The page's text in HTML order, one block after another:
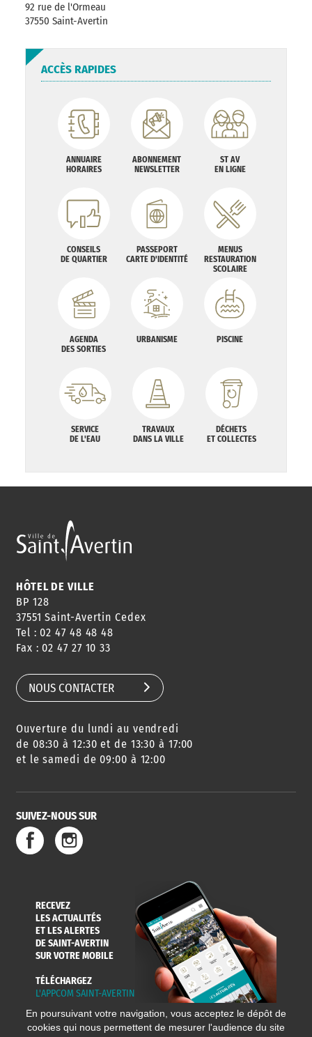
92 rue de l'Ormeau
37550 Saint-Avertin
ACCÈS RAPIDES
ANNUAIRE
HORAIRES
ABONNEMENT
NEWSLETTER
ST AV
EN LIGNE
CONSEILS
DE QUARTIER
PASSEPORT
CARTE D'IDENTITÉ
MENUS
RESTAURATION
SCOLAIRE
AGENDA
DES SORTIES
URBANISME PISCINE
SERVICE
DE L'EAU
TRAVAUX
DANS LA VILLE
DÉCHETS
ET COLLECTES
HÔTEL DE VILLE
BP 128
37551 Saint-Avertin Cedex
Tel : 02 47 48 48 48
Fax : 02 47 27 10 33
NOUS CONTACTER
Ouverture du lundi au vendredi
de 08:30 à 12:30 et de 13:30 à 17:00
et le samedi de 09:00 à 12:00
SUIVEZ-NOUS SUR
RECEVEZ
LES ACTUALITÉS
ET LES ALERTES
DE SAINT-AVERTIN
SUR VOTRE MOBILE
TÉLÉCHARGEZ
L'APPCOM SAINT-AVERTIN
En poursuivant votre navigation, vous acceptez le dépôt de
cookies qui nous permettent de mesurer l'audience du site